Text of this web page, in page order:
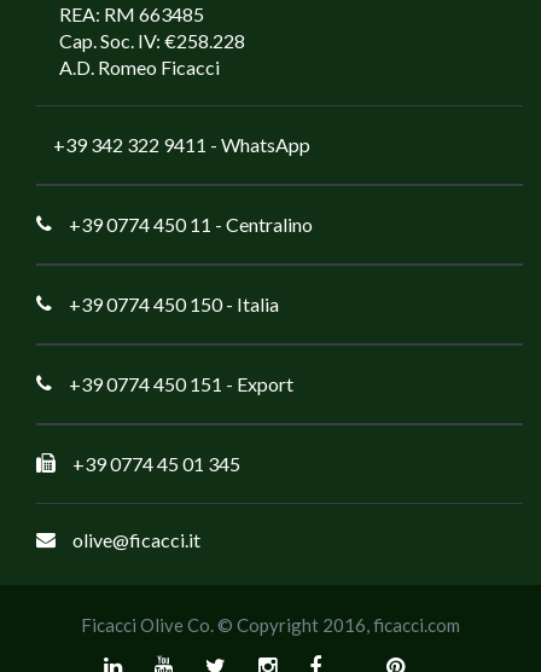
REA: RM 663485
Cap. Soc. IV: €258.228
A.D. Romeo Ficacci
+39 342 322 9411 - WhatsApp
+39 0774 450 11 - Centralino
+39 0774 450 150- Italia
+39 0774 450 151 - Export
+39 0774 45 01 345
olive@ficacci.it
Ficacci Olive Co. © Copyright 2016, ficacci.com